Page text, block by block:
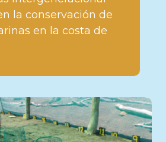
la conservación de
en la costa de